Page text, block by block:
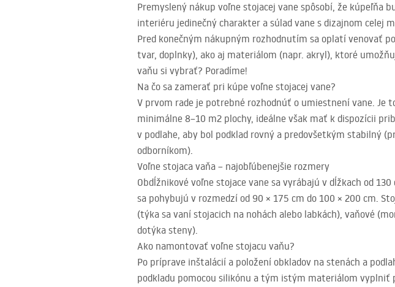
Kúpeľňové doplnky a nábytok
Premyslený nákup voľne stojacej vane spôsobí, že kúpeľňa
interiéru jedinečný charakter a súlad vane s dizajnom celej
Pred konečným nákupným rozhodnutím sa oplatí venovať
tvar, doplnky), ako aj materiálom (napr. akryl), ktoré
vaňu si vybrať? Poradíme!
Na čo sa zamerať pri kúpe voľne stojacej vane?
V prvom rade je potrebné rozhodnúť o umiestnení vane.
minimálne 8–10 m2 plochy, ideálne však mať k dispozícii
v podlahe, aby bol podklad rovný a predovšetkým stabilný
odborníkom).
Voľne stojaca vaňa – najobľúbenejšie rozmery
Obdĺžnikové voľne stojace vane sa vyrábajú v dĺžkach od
sa pohybujú v rozmedzí od 90 × 175 cm do 100 × 200 cm.
(týka sa vaní stojacich na nohách alebo labkách), vaňové
dotýka steny).
Ako namontovať voľne stojacu vaňu?
Po príprave inštalácií a položení obkladov na stenách a
podkladu pomocou silikónu a tým istým materiálom vyplniť